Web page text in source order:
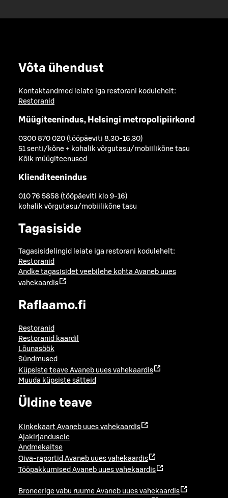
Võta ühendust
Kontaktandmed leiate iga restorani kodulehelt:
Restoranid
Müügiteenindus, Helsingi metropolipiirkond
0300 870 020 (tööpäeviti 8.30-16.30)
51 senti/kõne + kohalik võrgutasu/mobiilikõne tasu
Kõik müügiteenused
Klienditeenindus
010 76 5858 (tööpäeviti klo 9-16)
kohalik võrgutasu/mobiilikõne tasu
Tagasiside
Tagasisidelingid leiate iga restorani kodulehelt:
Restoranid
Andke tagasisidet veebilehe kohta Avaneb uues
vahekaardis
Raflaamo.fi
Restoranid
Restoranid kaardil
Lõunasöök
Sündmused
Küpsiste teave Avaneb uues vahekaardis
Muuda küpsiste sätteid
Üldine teave
Kinkekaart Avaneb uues vahekaardis
Ajakirjandusele
Andmekaitse
Oiva-raportid Avaneb uues vahekaardis
Tööpakkumised Avaneb uues vahekaardis
Broneerige vabu ruume Avaneb uues vahekaardis